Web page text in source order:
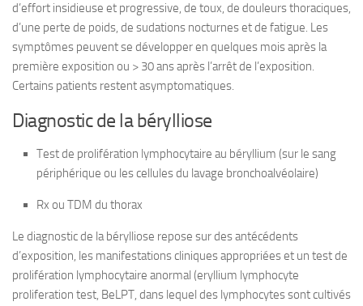
d’effort insidieuse et progressive, de toux, de douleurs thoraciques,
d’une perte de poids, de sudations nocturnes et de fatigue. Les
symptômes peuvent se développer en quelques mois après la
première exposition ou > 30 ans après l’arrêt de l’exposition.
Certains patients restent asymptomatiques.
Diagnostic de la bérylliose
Test de prolifération lymphocytaire au béryllium (sur le sang
périphérique ou les cellules du lavage bronchoalvéolaire)
Rx ou TDM du thorax
Le diagnostic de la bérylliose repose sur des antécédents
d’exposition, les manifestations cliniques appropriées et un test de
prolifération lymphocytaire anormal (eryllium lymphocyte
proliferation test, BeLPT, dans lequel des lymphocytes sont cultivés